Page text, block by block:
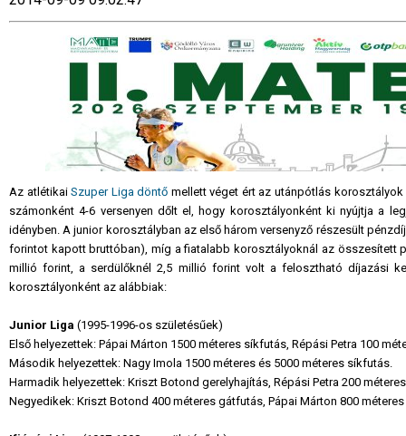
Az atlétikaiSzuper Liga döntő mellett véget ért az utánpótlás
számonként 4-6 versenyen dőlt el, hogy korosztályonként ki nyújtja a
idényben. A junior korosztályban az első három versenyző részesült
forintot kapott bruttóban), míg a fiatalabb korosztályoknál az összesített
millió forint, a serdülőknél 2,5 millió forint volt a felosztható díjazási
korosztályonként az alábbiak:
Junior Liga (1995-1996-os születésűek)
Első helyezettek: Pápai Márton 1500 méteres síkfutás, Répási Petra 100
Második helyezettek: Nagy Imola 1500 méteres és 5000 méteres síkfutás.
Harmadik helyezettek: Kriszt Botond gerelyhajítás, Répási Petra 200
Negyedikek: Kriszt Botond 400 méteres gátfutás, Pápai Márton 800